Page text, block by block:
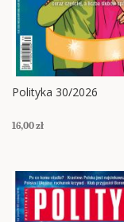
Polityka 30/2026
16,00 zł